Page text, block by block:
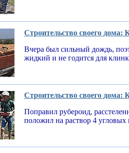
Строительство своего дома:
Вчера был сильный дождь,
жидкий и не годится для
Строительство своего дома:
Поправил рубероид,
положил на раствор 4 угловых